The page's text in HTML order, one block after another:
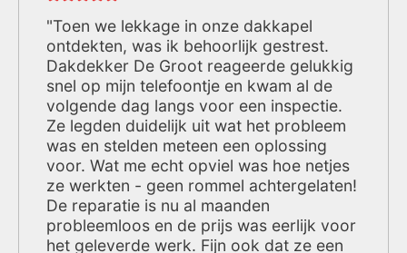
"Toen we lekkage in onze dakkapel
ontdekten, was ik behoorlijk gestrest.
Dakdekker De Groot reageerde gelukkig
snel op mijn telefoontje en kwam al de
volgende dag langs voor een inspectie.
Ze legden duidelijk uit wat het probleem
was en stelden meteen een oplossing
voor. Wat me echt opviel was hoe netjes
ze werkten - geen rommel achtergelaten!
De reparatie is nu al maanden
probleemloos en de prijs was eerlijk voor
het geleverde werk. Fijn ook dat ze een